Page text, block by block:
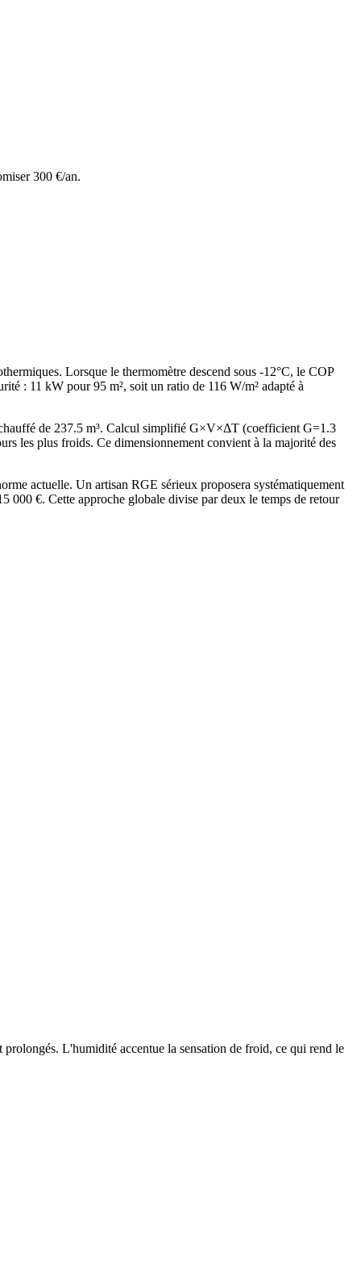
300 €/an.
Lorsque le thermomètre descend sous -12°C, le COP
: 11 kW pour 95 m², soit un ratio de 116 W/m² adapté à
de 237.5 m³. Calcul simplifié G×V×ΔT (coefficient G=1.3
les plus froids. Ce dimensionnement convient à la majorité des
actuelle. Un artisan RGE sérieux proposera systématiquement
000 €. Cette approche globale divise par deux le temps de retour
L'humidité accentue la sensation de froid, ce qui rend le